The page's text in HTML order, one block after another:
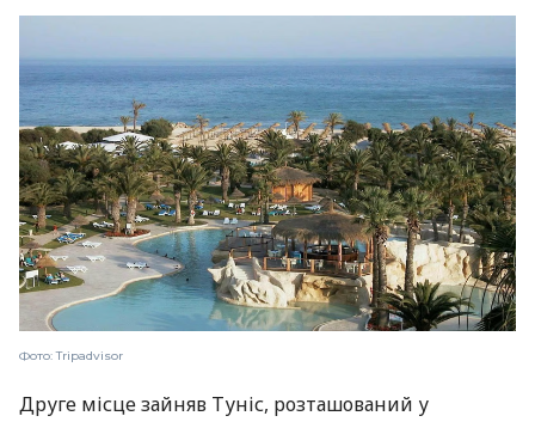
Фото: Tripadvisor
Друге місце зайняв Туніс, розташований у